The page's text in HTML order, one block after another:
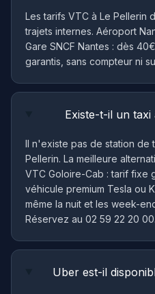
Les tarifs VTC à Le Pellerin
trajets internes. Aéroport
Gare SNCF Nantes : dès
garantis, sans compteur ni
Existe-t-il un taxi
Il n'existe pas de station de
Pellerin. La meilleure
VTC Goloire-Cab : tarif fixe
véhicule premium Tesla ou
même la nuit et les week-
Réservez au 02 59 22 20 00.
Uber est-il